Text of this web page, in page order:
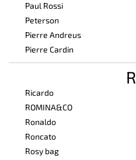
Paul Rossi
Peterson
Pierre Andreus
Pierre Cardin
R
Ricardo
ROMINA&CO
Ronaldo
Roncato
Rosy bag